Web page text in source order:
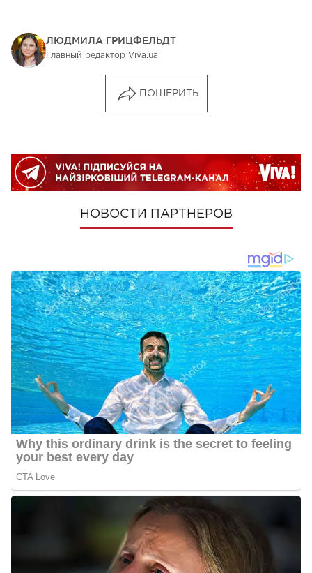
ЛЮДМИЛА ГРИЦФЕЛЬДТ
Главный редактор Viva.ua
ПОШЕРИТЬ
НОВОСТИ ПАРТНЕРОВ